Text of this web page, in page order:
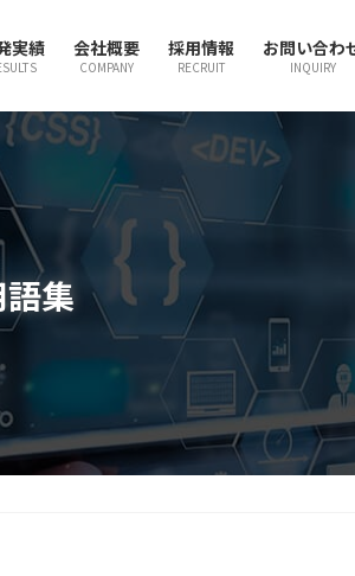
実績 会社概要
COMPANY
採用情報
RECRUIT
お問い合わ
INQUIRY
集